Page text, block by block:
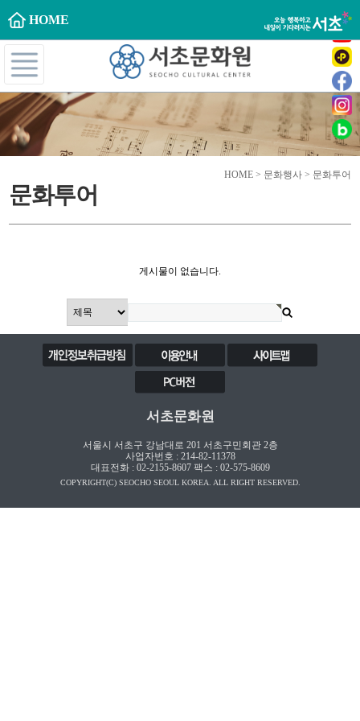
HOME
HOME > 문화행사 > 문화투어
문화투어
게시물이 없습니다.
서초문화원
서울시 서초구 강남대로 201 서초구민회관 2층
사업자번호 : 214-82-11378
대표전화 : 02-2155-8607 팩스 : 02-575-8609
COPYRIGHT(C) SEOCHO SEOUL KOREA. ALL RIGHT RESERVED.